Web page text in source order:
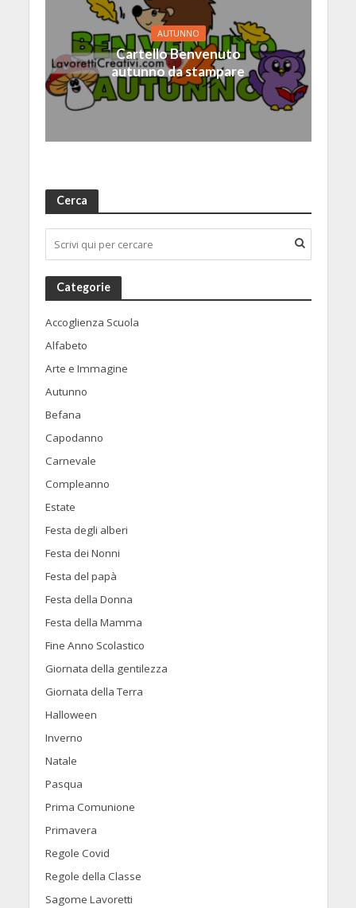
AUTUNNO
Cartello Benvenuto
autunno da stampare
Cerca
Categorie
Accoglienza Scuola
Alfabeto
Arte e Immagine
Autunno
Befana
Capodanno
Carnevale
Compleanno
Estate
Festa degli alberi
Festa dei Nonni
Festa del papà
Festa della Donna
Festa della Mamma
Fine Anno Scolastico
Giornata della gentilezza
Giornata della Terra
Halloween
Inverno
Natale
Pasqua
Prima Comunione
Primavera
Regole Covid
Regole della Classe
Sagome Lavoretti